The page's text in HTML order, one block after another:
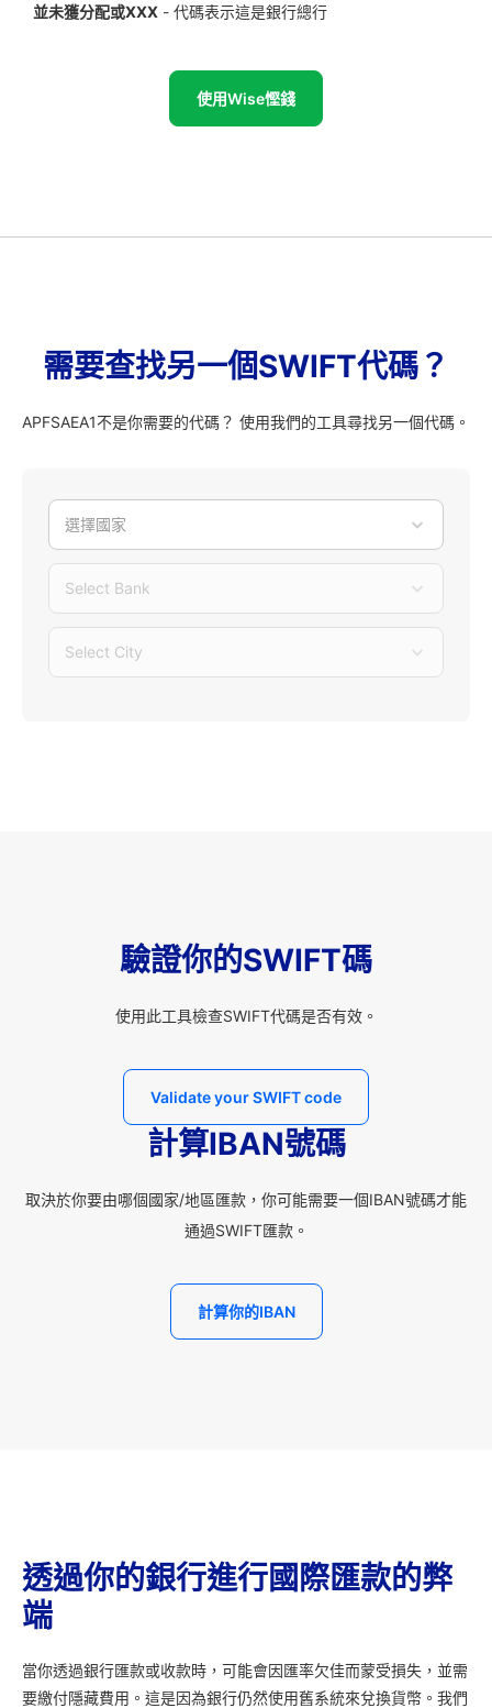
並未獲分配或XXX - 代碼表示這是銀行總行
使用Wise慳錢
需要查找另一個SWIFT代碼？
APFSAEA1不是你需要的代碼？ 使用我們的工具尋找另一個代碼。
選擇國家
Select Bank
Select City
驗證你的SWIFT碼
使用此工具檢查SWIFT代碼是否有效。
Validate your SWIFT code
計算IBAN號碼
取決於你要由哪個國家/地區匯款，你可能需要一個IBAN號碼才能
通過SWIFT匯款。
計算你的IBAN
透過你的銀行進行國際匯款的弊
端
當你透過銀行匯款或收款時，可能會因匯率欠佳而蒙受損失，並需
要繳付隱藏費用。這是因為銀行仍然使用舊系統來兌換貨幣。我們